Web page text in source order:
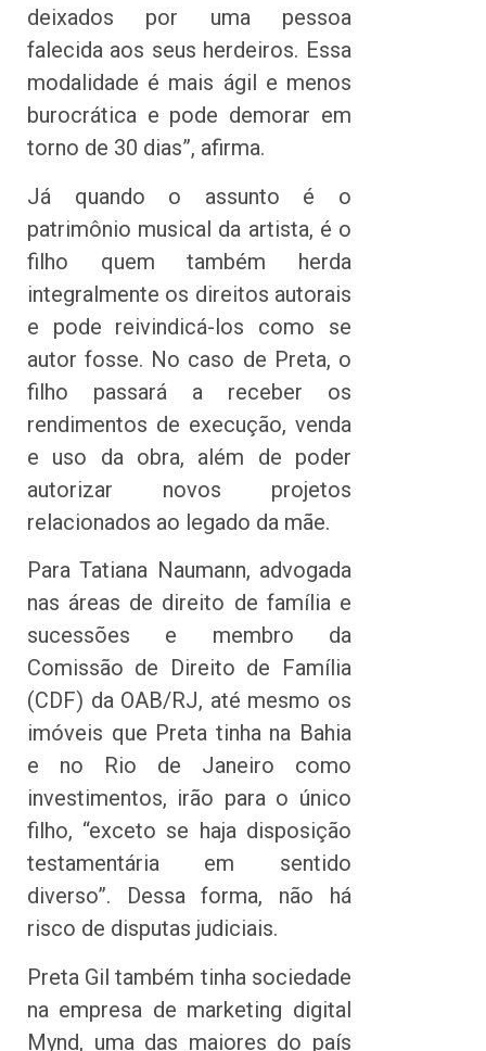
deixados por uma pessoa
falecida aos seus herdeiros. Essa
modalidade é mais ágil e menos
burocrática e pode demorar em
torno de 30 dias”, afirma.
Já quando o assunto é o
patrimônio musical da artista, é o
filho quem também herda
integralmente os direitos autorais
e pode reivindicá-los como se
autor fosse. No caso de Preta, o
filho passará a receber os
rendimentos de execução, venda
e uso da obra, além de poder
autorizar novos projetos
relacionados ao legado da mãe.
Para Tatiana Naumann, advogada
nas áreas de direito de família e
sucessões e membro da
Comissão de Direito de Família
(CDF) da OAB/RJ, até mesmo os
imóveis que Preta tinha na Bahia
e no Rio de Janeiro como
investimentos, irão para o único
filho, “exceto se haja disposição
testamentária em sentido
diverso”. Dessa forma, não há
risco de disputas judiciais.
Preta Gil também tinha sociedade
na empresa de marketing digital
Mynd, uma das maiores do país